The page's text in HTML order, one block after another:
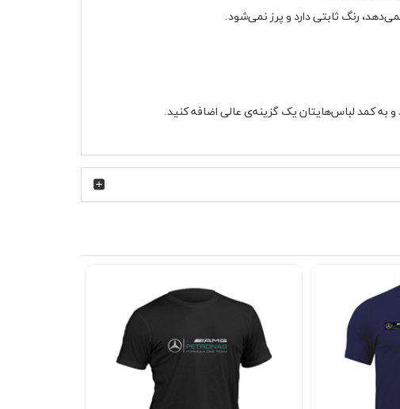
رنگ ثابتی دارد و پرز نمی‌شود.
و به کمد لباس‌هایتان یک گزینه‌ی عالی اضافه کنید.